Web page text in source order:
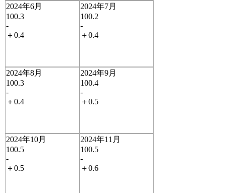
2024年6月
100.3
-
＋0.4
2024年7月
100.2
-
＋0.4
2024年8月
100.3
-
＋0.4
2024年9月
100.4
-
＋0.5
2024年10月
100.5
-
＋0.5
2024年11月
100.5
-
＋0.6